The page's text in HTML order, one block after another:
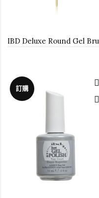
訂購